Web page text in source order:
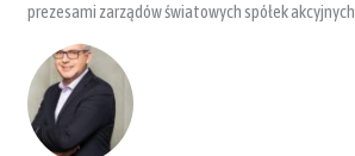
prezesami zarządów światowych spółek akcyjnych.